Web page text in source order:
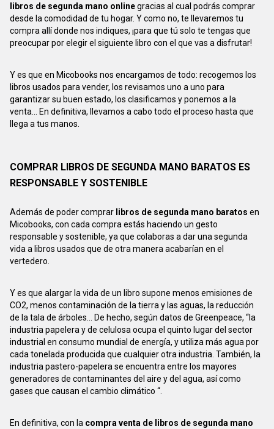
libros de segunda mano onlinegracias al cual podrás comprar
desde la comodidad de tu hogar. Y como no, te llevaremos tu
compra allí donde nos indiques, ¡para que tú solo te tengas que
preocupar por elegir el siguiente libro con el que vas a disfrutar!
Y es que en Micobooks nos encargamos de todo: recogemos los
libros usados para vender, los revisamos uno a uno para
garantizar su buen estado, los clasificamos y ponemos a la
venta... En definitiva, llevamos a cabo todo el proceso hasta que
llega a tus manos.
COMPRAR LIBROS DE SEGUNDA MANO BARATOS ES
RESPONSABLE Y SOSTENIBLE
Además de poder comprar libros de segunda mano baratos en
Micobooks, con cada compra estás haciendo un gesto
responsable y sostenible, ya que colaboras a dar una segunda
vida a libros usados que de otra manera acabarían en el
vertedero.
Y es que alargar la vida de un libro supone menos emisiones de
CO2, menos contaminación de la tierra y las aguas, la reducción
de la tala de árboles... De hecho, según datos de Greenpeace, “la
industria papelera y de celulosa ocupa el quinto lugar del sector
industrial en consumo mundial de energía, y utiliza más agua por
cada tonelada producida que cualquier otra industria. También, la
industria pastero-papelera se encuentra entre los mayores
generadores de contaminantes del aire y del agua, así como
gases que causan el cambio climático “.
En definitiva, con la compra venta de libros de segunda mano